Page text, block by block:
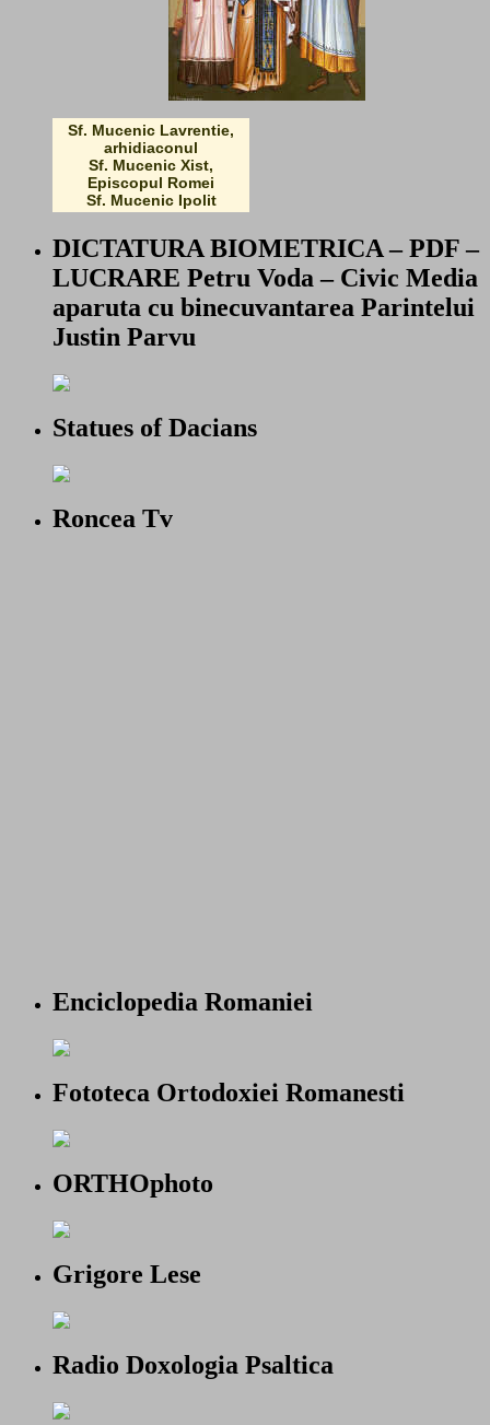
Sf. Mucenic Lavrentie,
arhidiaconul
Sf. Mucenic Xist,
Episcopul Romei
Sf. Mucenic Ipolit
DICTATURA BIOMETRICA – PDF –
LUCRARE Petru Voda – Civic Media
aparuta cu binecuvantarea Parintelui
Justin Parvu
Statues of Dacians
Roncea Tv
Enciclopedia Romaniei
Fototeca Ortodoxiei Romanesti
ORTHOphoto
Grigore Lese
Radio Doxologia Psaltica